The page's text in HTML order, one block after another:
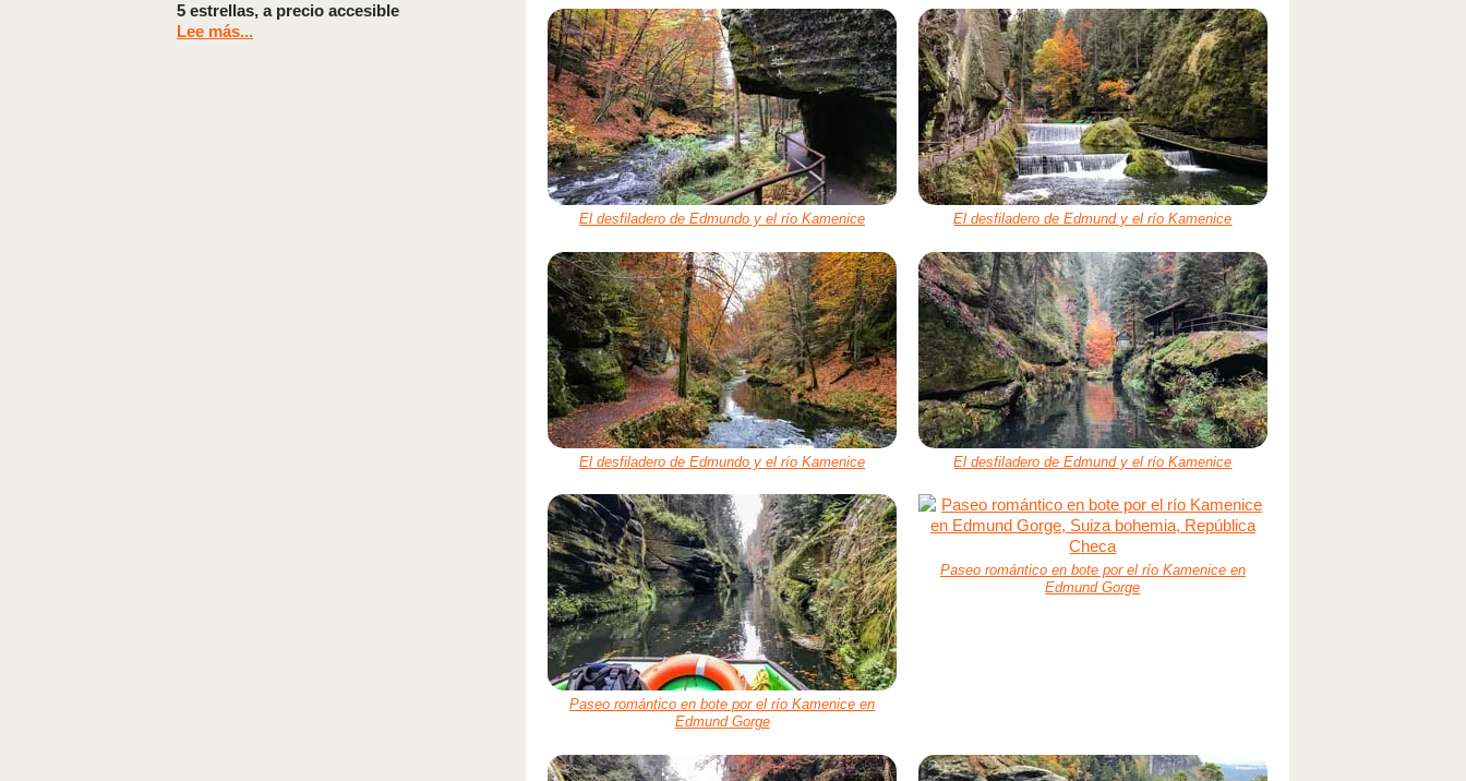
El desfiladero de Edmundo y el río Kamenice El desfiladero de Edmund y el río Kamenice
El desfiladero de Edmundo y el río Kamenice El desfiladero de Edmund y el río Kamenice
Paseo romántico en bote por el río Kamenice en
Edmund Gorge
Paseo romántico en bote por el río Kamenice en
Edmund Gorge
5 estrellas, a precio accesible
Lee más...